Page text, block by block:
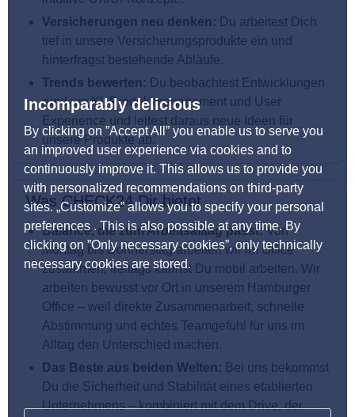
Incomparably delicious
By clicking on ”Accept All” you enable us to serve you
an improved user experience via cookies and to
continuously improve it. This allows us to provide you
with personalized recommendations on third-party
sites. „Customize” allows you to specify your personal
preferences . This is also possible at any time. By
clicking on ”Only necessary cookies”, only technically
necessary cookies are stored.
Versicherungen neu denken: Du arbeitest Dich
tief in unsere Versicherungsprodukte ein und
hinterfragst bestehende Abläufe.
Trends bewerten: Du beobachtest Entwicklungen
rund um KI, Produktmanagement und User
Experience und leitest daraus neue Ideen für
unsere Produkte ab.
Was CHECK24 Dir bietet
Balance, die zum Arbeitsalltag passt:Von
Montag bis Donnerstag arbeiten wir im Office
zusammen, freitags kannst Du mobil arbeiten. Wir
arbeiten bewusst vor Ort in unserem Hamburger
Office – weil direkte Zusammenarbeit, schnelle
Abstimmung und echtes Teamgefühl für uns im
Alltag den Unterschied machen.
Das Beste aus beiden Welten: Bei uns bekommst
Du die Sicherheit und Stabilität eines etablierten
Unternehmens – kombiniert mit dem Drive, der